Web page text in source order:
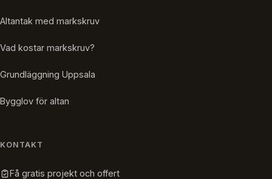
Altantak med markskruv
Vad kostar markskruv?
Grundläggning Uppsala
Bygglov för altan
KONTAKT
Få gratis projekt och offert